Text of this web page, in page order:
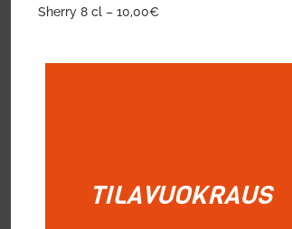
Sherry 8 cl – 10,00€
TILAVUOKRAUS